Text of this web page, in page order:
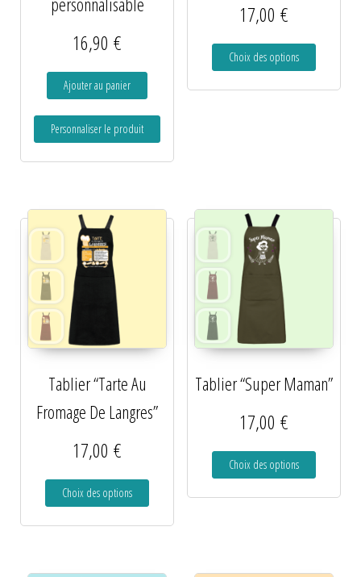
16,90€
Ajouter au panier
Personnaliser le produit
17,00 €
Choix des options
Tablier “Tarte Au
Fromage De Langres”
17,00€
Choix des options
Tablier “Super Maman”
17,00 €
Choix des options